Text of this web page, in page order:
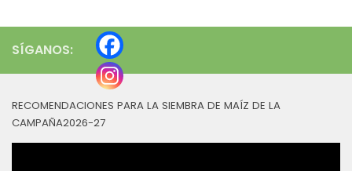
SÍGANOS:
RECOMENDACIONES PARA LA SIEMBRA DE MAÍZ DE LA
CAMPAÑA2026-27